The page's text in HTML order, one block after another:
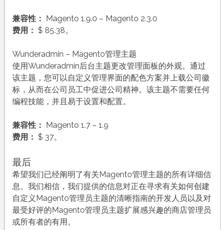
兼容性： Magento 1.9.0 – Magento 2.3.0
费用： $ 85.38。
Wunderadmin – Magento管理主题
使用Wunderadmin后台主题更改管理面板的外观。通过
该主题，您可以自定义管理界面的配色方案并上载公司徽
标，从而在公司员工中促进公司精神。该主题不需要任何
编程技能，并且易于设置和配置。
兼容性： Magento 1.7 – 1.9
费用： $ 37。
最后
希望我们已经阐明了有关Magento管理主题的所有详细信
息。我们相信，我们提供的信息对正在寻求有关如何创建
自定义Magento管理员主题的清晰指南的开发人员以及对
最受好评的Magento管理员主题扩展感兴趣的商店管理员
或所有者的有用。